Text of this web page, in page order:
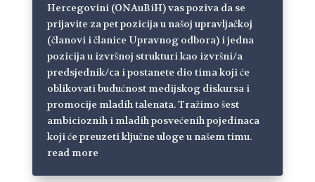
Hercegovini (ONAuBiH) vas poziva da se
prijavite za pet pozicija u našoj upravljačkoj
(članovi i članice Upravnog odbora) i jedna
pozicija u izvršnoj strukturi kao izvršni/a
predsjednik/ca i postanete dio tima koji će
oblikovati budućnost medijskog diskursa i
promocije mladih talenata. Tražimo šest
ambicioznih i mladih posvećenih pojedinaca
koji će preuzeti ključne uloge u našem timu.
read more